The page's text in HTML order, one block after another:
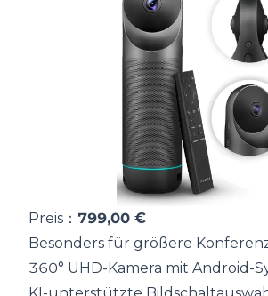
Preis： 799,00 €
Besonders für größere
360° UHD-Kamera mit Android-